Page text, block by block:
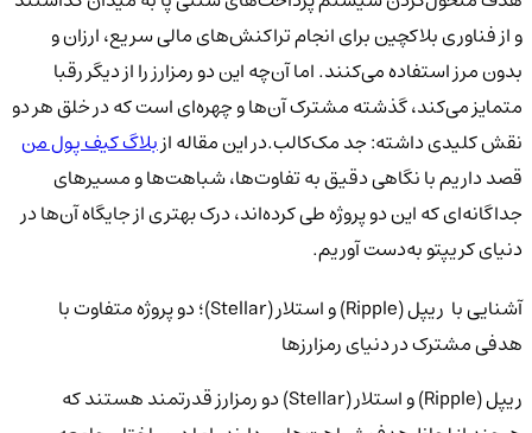
و از فناوری بلاکچین برای انجام تراکنش‌های مالی سریع، ارزان و
بدون مرز استفاده می‌کنند. اما آن‌چه این دو رمزارز را از دیگر رقبا
متمایز می‌کند، گذشته مشترک آن‌ها و چهره‌ای است که در خلق هر دو
نقش کلیدی داشته: جد مک‌کالب.در این مقاله ازبلاگ کیف پول من
قصد داریم با نگاهی دقیق به تفاوت‌ها، شباهت‌ها و مسیرهای
جداگانه‌ای که این دو پروژه طی کرده‌اند، درک بهتری از جایگاه آن‌ها در
دنیای کریپتو به‌دست آوریم.
آشنایی با
ریپل (Ripple) و استلار (Stellar)؛ دو پروژه متفاوت با
هدفی مشترک در دنیای رمزارزها
ریپل (Ripple) و استلار (Stellar) دو رمزارز قدرتمند هستند که